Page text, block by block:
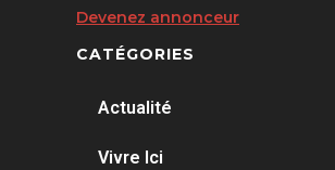
Devenez annonceur
CATÉGORIES
Actualité
Vivre Ici